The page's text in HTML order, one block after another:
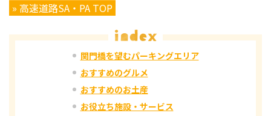
» 高速道路SA・PA TOP
関門橋を望むパーキングエリア
おすすめのグルメ
おすすめのお土産
お役立ち施設・サービス